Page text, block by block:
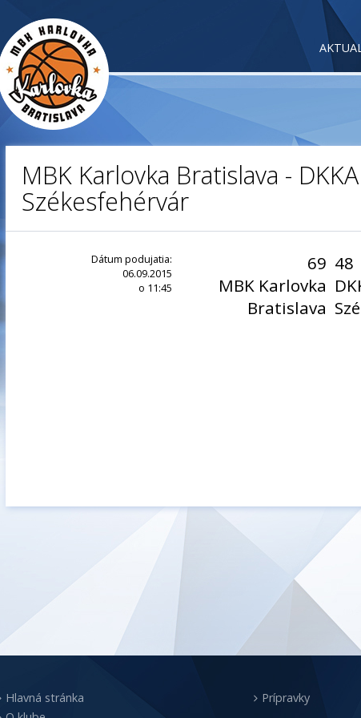
MBK Karlovka Bratislava - DKKA
Székesfehérvár
Dátum podujatia:
06.09.2015
o 11:45
69
MBK Karlovka
Bratislava
48
Hlavná stránka
Prípravky